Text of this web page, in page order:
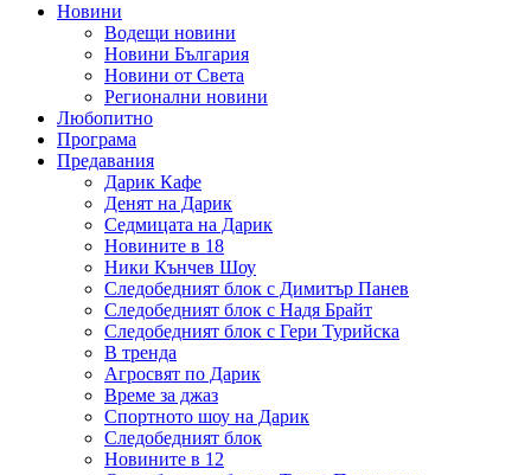
Новини
Водещи новини
Новини България
Новини от Света
Регионални новини
Любопитно
Програма
Предавания
Дарик Кафе
Денят на Дарик
Седмицата на Дарик
Новините в 18
Ники Кънчев Шоу
Следобедният блок с Димитър Панев
Следобедният блок с Надя Брайт
Следобедният блок с Гери Турийска
В тренда
Агросвят по Дарик
Време за джаз
Спортното шоу на Дарик
Следобедният блок
Новините в 12